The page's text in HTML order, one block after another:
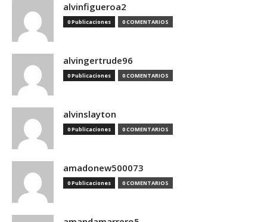
alvinfigueroa2
0 Publicaciones 0 COMENTARIOS
alvingertrude96
0 Publicaciones 0 COMENTARIOS
alvinslayton
0 Publicaciones 0 COMENTARIOS
amadonew500073
0 Publicaciones 0 COMENTARIOS